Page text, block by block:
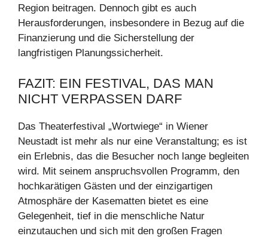
Region beitragen. Dennoch gibt es auch
Herausforderungen, insbesondere in Bezug auf die
Finanzierung und die Sicherstellung der
langfristigen Planungssicherheit.
FAZIT: EIN FESTIVAL, DAS MAN
NICHT VERPASSEN DARF
Das Theaterfestival „Wortwiege“ in Wiener
Neustadt ist mehr als nur eine Veranstaltung; es ist
ein Erlebnis, das die Besucher noch lange begleiten
wird. Mit seinem anspruchsvollen Programm, den
hochkarätigen Gästen und der einzigartigen
Atmosphäre der Kasematten bietet es eine
Gelegenheit, tief in die menschliche Natur
einzutauchen und sich mit den großen Fragen